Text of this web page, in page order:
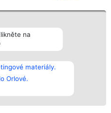
na
materiály.
Orlové.
všech
Kontakt